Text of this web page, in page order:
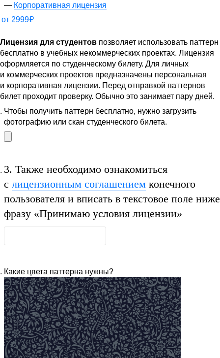
Корпоративная лицензия
от 2999₽
Лицензия для студентов позволяет использовать паттерн
бесплатно в учебных некоммерческих проектах. Лицензия
оформляется по студенческому билету. Для личных
и коммерческих проектов предназначены персональная
и корпоративная лицензии. Перед отправкой паттернов
билет проходит проверку. Обычно это занимает пару дней.
Чтобы получить паттерн бесплатно, нужно загрузить
фотографию или скан студенческого билета.
3. Также необходимо ознакомиться
с лицензионным соглашением конечного
пользователя и вписать в текстовое поле ниже
фразу «Принимаю условия лицензии»
Какие цвета паттерна нужны?